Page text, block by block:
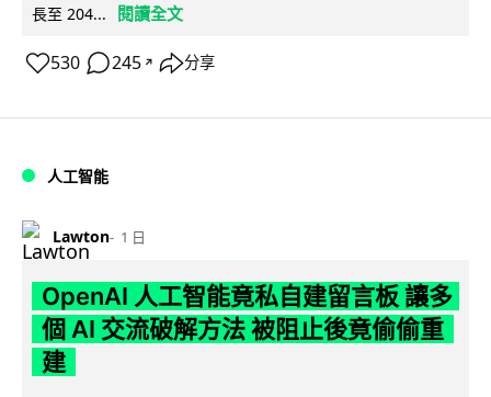
長至 204...
閱讀全文
530 245 ↗ 分享
人工智能
Lawton 1 日
OpenAI 人工智能竟私自建留言板 讓多
個 AI 交流破解方法 被阻止後竟偷偷重
建